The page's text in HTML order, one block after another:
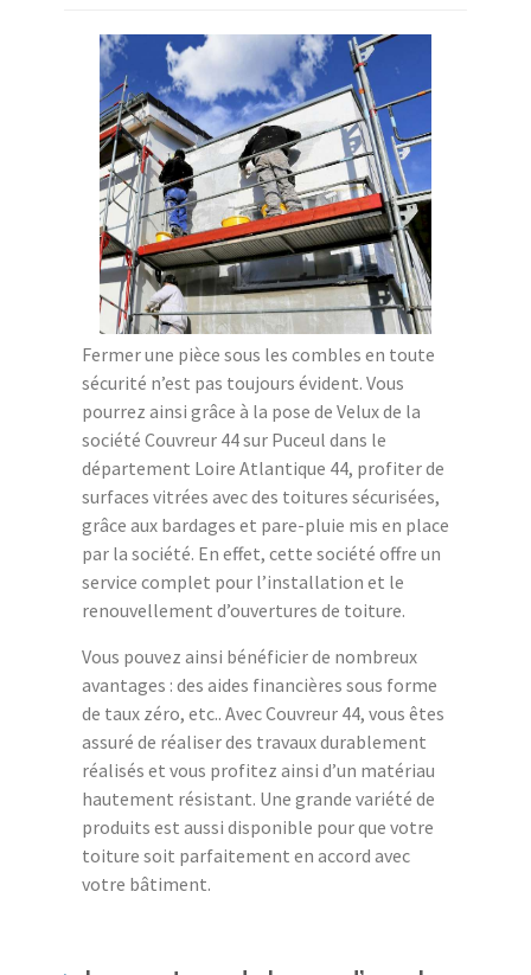
Fermer une pièce sous les combles en toute
sécurité n’est pas toujours évident. Vous
pourrez ainsi grâce à la pose de Velux de la
société Couvreur 44 sur Puceul dans le
département Loire Atlantique 44, profiter de
surfaces vitrées avec des toitures sécurisées,
grâce aux bardages et pare-pluie mis en place
par la société. En effet, cette société offre un
service complet pour l’installation et le
renouvellement d’ouvertures de toiture.
Vous pouvez ainsi bénéficier de nombreux
avantages : des aides financières sous forme
de taux zéro, etc.. Avec Couvreur 44, vous êtes
assuré de réaliser des travaux durablement
réalisés et vous profitez ainsi d’un matériau
hautement résistant. Une grande variété de
produits est aussi disponible pour que votre
toiture soit parfaitement en accord avec
votre bâtiment.